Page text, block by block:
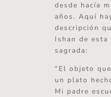
desde hacía
años. Aquí
descripción
Ishan de esta
sagrada:
“El objeto
un plato
Mi padre